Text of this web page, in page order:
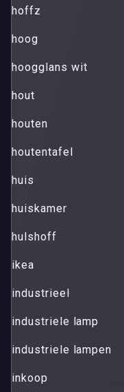
hoffz
hoog
hoogglans wit
hout
houten
houtentafel
huis
huiskamer
hulshoff
ikea
industrieel
industriele lamp
industriele lampen
inkoop